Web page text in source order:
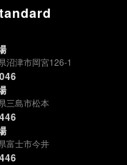
沼津市岡宮126-1
三島市松本
富士市今井